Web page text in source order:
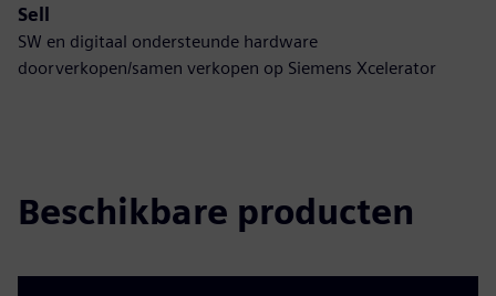
Sell
SW en digitaal ondersteunde hardware
doorverkopen/samen verkopen op Siemens Xcelerator
Beschikbare producten